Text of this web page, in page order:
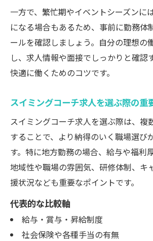
一方で、繁忙期やイベントシーズンに
になる場合もあるため、事前に勤務体
ールを確認しましょう。自分の理想の
し、求人情報や面接でしっかりと確認
快適に働くためのコツです。
スイミングコーチ求人を選ぶ際の重
スイミングコーチ求人を選ぶ際は、複
することで、より納得のいく職場選び
す。特に地方勤務の場合、給与や福利
地域性や職場の雰囲気、研修体制、キ
援状況なども重要なポイントです。
代表的な比較軸
給与・賞与・昇給制度
社会保険や各種手当の有無